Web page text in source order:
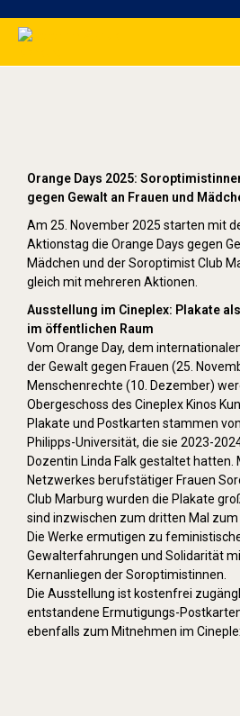
Orange Days 2025:
gegen Gewalt an Frauen und
Am 25. November 2025 starten mit
Aktionstag die Orange Days gegen
Mädchen und der Soroptimist Club
gleich mit mehreren Aktionen.
Ausstellung im Cineplex: Plakate
im öffentlichen Raum
Vom Orange Day, dem
der Gewalt gegen Frauen (25.
Menschenrechte (10. Dezember)
Obergeschoss des Cineplex Kinos
Plakate und Postkarten stammen
Philipps-Universität, die sie 2023-
Dozentin Linda Falk gestaltet
Netzwerkes berufstätiger Frauen
Club Marburg wurden die Plakate
sind inzwischen zum dritten Mal zum
Die Werke ermutigen zu
Gewalterfahrungen und Solidarität
Kernanliegen der Soroptimistinnen.
Die Ausstellung ist kostenfrei
entstandene Ermutigungs-
ebenfalls zum Mitnehmen im